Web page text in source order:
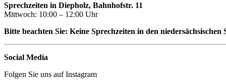
Sprechzeiten in Diepholz, Bahnhofstr. 11
Mittwoch: 10:00 – 12:00 Uhr
Bitte beachten Sie: Keine Sprechzeiten in den niedersächsischen
Social Media
Folgen Sie uns auf Instagram